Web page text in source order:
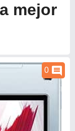
mejor
0 comment